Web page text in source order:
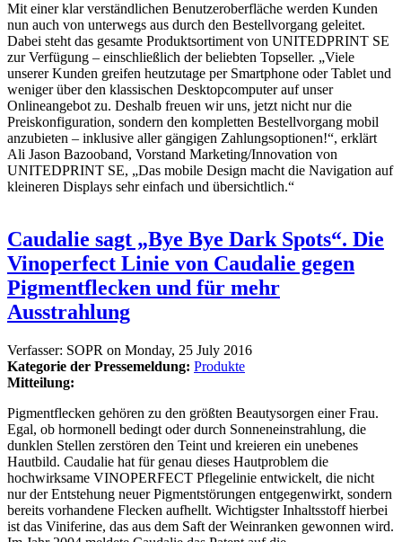
Mit einer klar verständlichen Benutzeroberfläche werden Kunden
nun auch von unterwegs aus durch den Bestellvorgang geleitet.
Dabei steht das gesamte Produktsortiment von UNITEDPRINT SE
zur Verfügung – einschließlich der beliebten Topseller. „Viele
unserer Kunden greifen heutzutage per Smartphone oder Tablet und
weniger über den klassischen Desktopcomputer auf unser
Onlineangebot zu. Deshalb freuen wir uns, jetzt nicht nur die
Preiskonfiguration, sondern den kompletten Bestellvorgang mobil
anzubieten – inklusive aller gängigen Zahlungsoptionen!“, erklärt
Ali Jason Bazooband, Vorstand Marketing/Innovation von
UNITEDPRINT SE, „Das mobile Design macht die Navigation auf
kleineren Displays sehr einfach und übersichtlich.“
Caudalie sagt „Bye Bye Dark Spots“. Die
Vinoperfect Linie von Caudalie gegen
Pigmentflecken und für mehr
Ausstrahlung
Verfasser: SOPR on Monday, 25 July 2016
Kategorie der Pressemeldung: Produkte
Mitteilung:
Pigmentflecken gehören zu den größten Beautysorgen einer Frau.
Egal, ob hormonell bedingt oder durch Sonneneinstrahlung, die
dunklen Stellen zerstören den Teint und kreieren ein unebenes
Hautbild. Caudalie hat für genau dieses Hautproblem die
hochwirksame VINOPERFECT Pflegelinie entwickelt, die nicht
nur der Entstehung neuer Pigmentstörungen entgegenwirkt, sondern
bereits vorhandene Flecken aufhellt. Wichtigster Inhaltsstoff hierbei
ist das Viniferine, das aus dem Saft der Weinranken gewonnen wird.